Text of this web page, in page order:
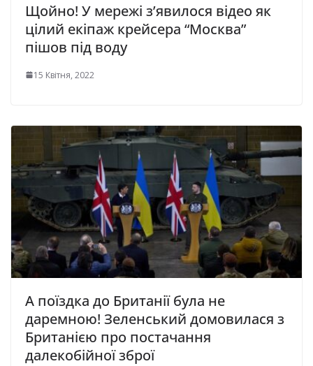
Щойно! У мережі з’явилося відео як
цілий екіпаж крейсера “Москва”
пішов під воду
15 Квітня, 2022
А поїздка до Британії була не
даремною! Зеленський домовилася з
Британією про постачання
далекобійної зброї